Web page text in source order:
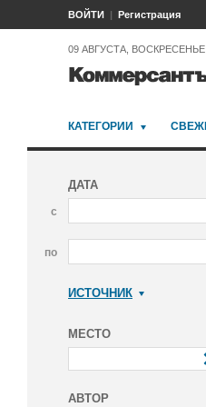
ВОЙТИ Регистрация
09 АВГУСТА, ВОСКРЕСЕНЬЕ
КАТЕГОРИИ
ДАТА
с
по
ИСТОЧНИК
МЕСТО
АВТОР